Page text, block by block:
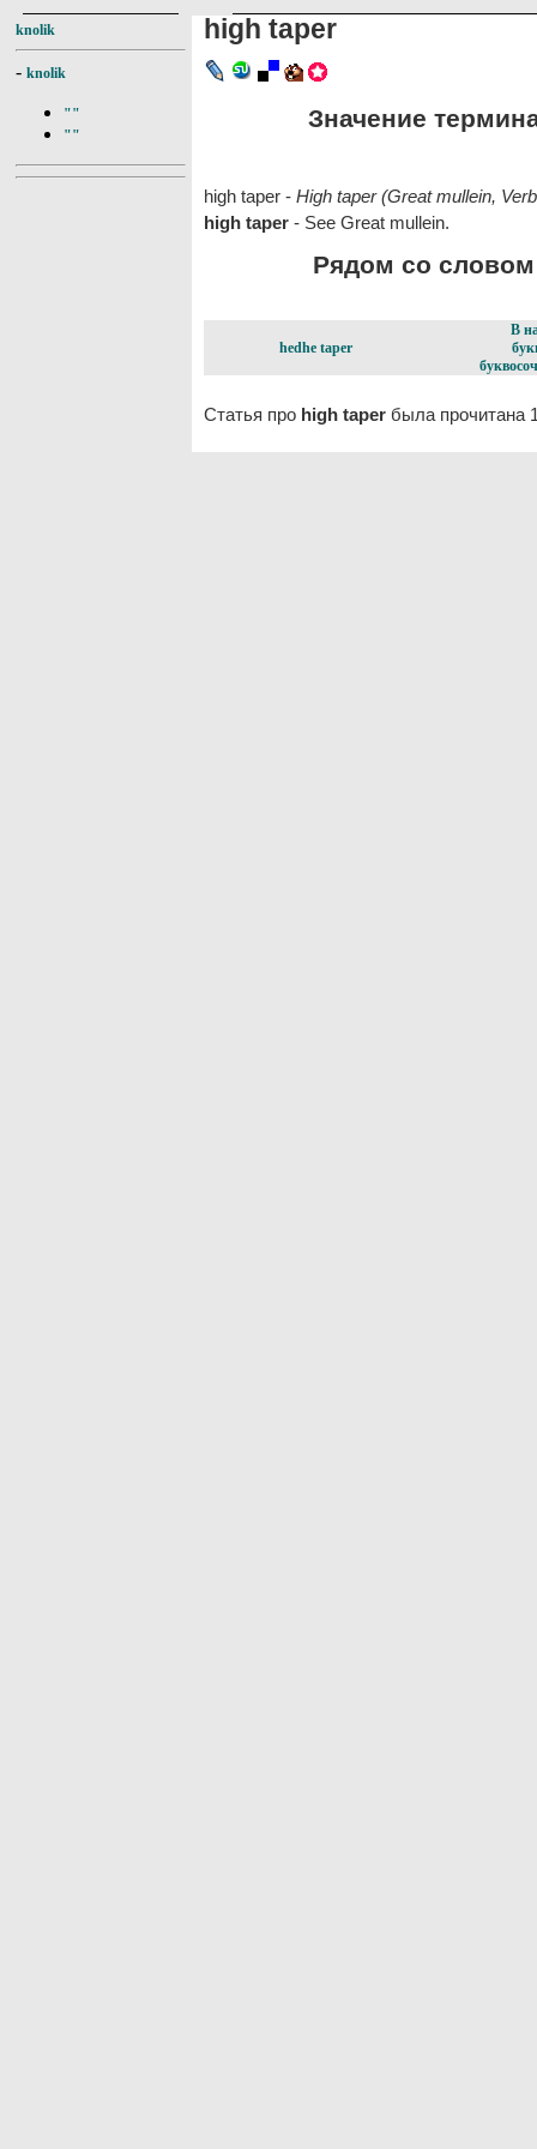
knolik
- knolik
""
""
high taper
Значение
high taper - High taper (Great mullein,
high taper - See Great mullein.
Рядом со
hedhe taper
В
Статья про high taper была прочитана